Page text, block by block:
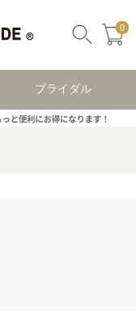
0
ブライダル